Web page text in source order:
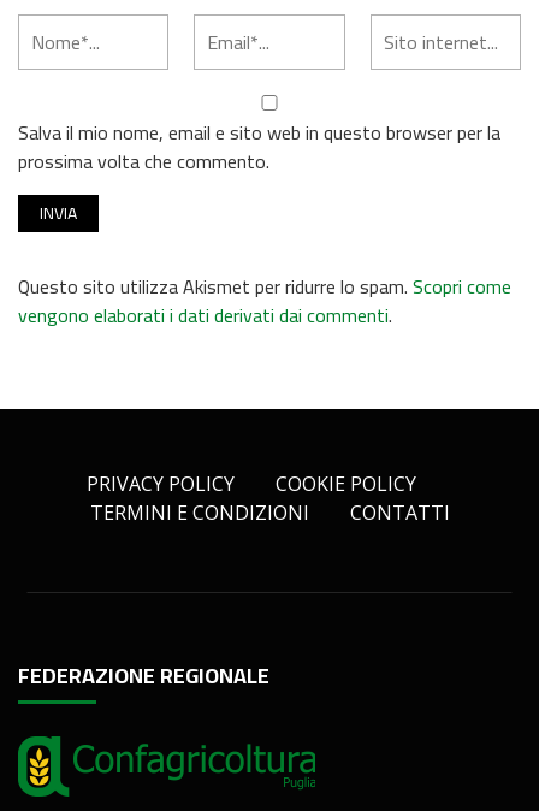
Salva il mio nome, email e sito web in questo browser per la
prossima volta che commento.
Questo sito utilizza Akismet per ridurre lo spam.Scopri come
vengono elaborati i dati derivati dai commenti.
PRIVACY POLICY
COOKIE POLICY
TERMINI E CONDIZIONI
CONTATTI
FEDERAZIONE REGIONALE